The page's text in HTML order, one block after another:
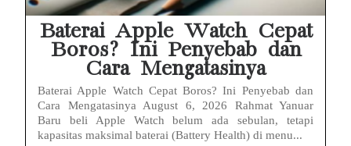
Baterai Apple Watch Cepat
Boros? Ini Penyebab dan
Cara Mengatasinya
Baterai Apple Watch Cepat Boros? Ini Penyebab dan
Cara Mengatasinya August 6, 2026 Rahmat Yanuar
Baru beli Apple Watch belum ada sebulan, tetapi
kapasitas maksimal baterai (Battery Health) di menu...